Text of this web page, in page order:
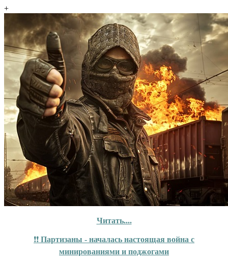
+
Читать....
❗❗ Партизаны - началась настоящая война с
минированиями и поджогами